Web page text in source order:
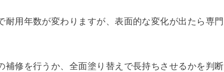
耐用年数が変わりますが、表面的な変化が出たら専門
補修を行うか、全面塗り替えで長持ちさせるかを判断